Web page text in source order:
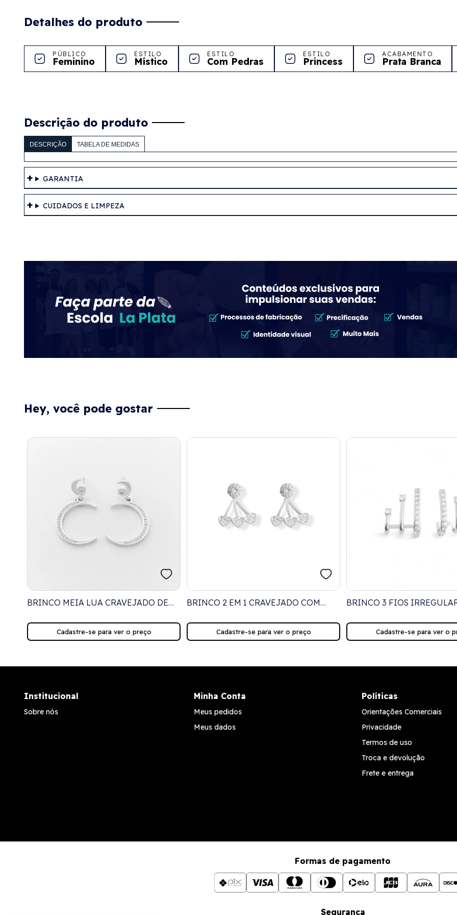
Detalhes do produto
PÚBLICO
Feminino
ESTILO
Místico
ESTILO
Com Pedras
ESTILO
Princess
ACABAMENTO
Prata Branca
Descrição do produto
DESCRIÇÃO TABELA DE MEDIDAS
GARANTIA
CUIDADOS E LIMPEZA
Hey, você pode gostar
BRINCO MEIA LUA CRAVEJADO DE
Cadastre-se para ver o preço
BRINCO 2 EM 1 CRAVEJADO COM
Cadastre-se para ver o preço
BRINCO 3 FIOS
Cadastre-se para ver o
Institucional
Sobre nós
Minha Conta
Meus pedidos
Meus dados
Políticas
Orientações Comerciais
Privacidade
Termos de uso
Troca e devolução
Frete e entrega
Formas de pagamento
Segurança